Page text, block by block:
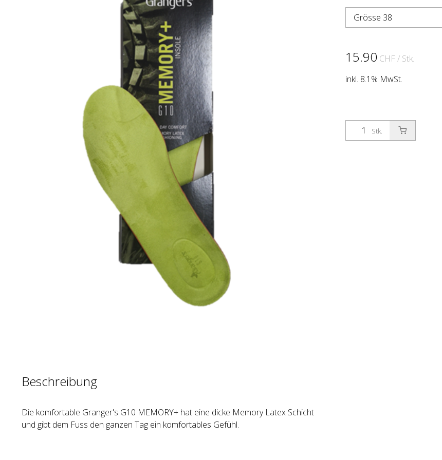
Grösse 38
15.90 CHF / Stk.
inkl. 8.1% MwSt.
Stk.
Beschreibung
Die komfortable Granger's G10 MEMORY+ hat eine dicke Memory Latex Schicht
und gibt dem Fuss den ganzen Tag ein komfortables Gefühl.